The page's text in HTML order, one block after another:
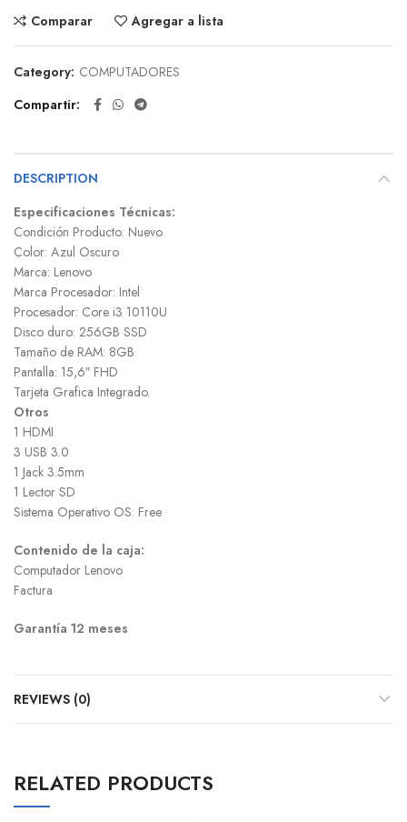
Comparar
Agregar a lista
Category: COMPUTADORES
Compartir
DESCRIPTION
Especificaciones Técnicas:
Condición Producto: Nuevo
Color: Azul Oscuro
Marca: Lenovo
Marca Procesador: Intel
Procesador: Core i3 10110U
Disco duro: 256GB SSD
Tamaño de RAM: 8GB
Pantalla: 15,6″ FHD
Tarjeta Grafica Integrado.
Otros
1 HDMI
3 USB 3.0
1 Jack 3.5mm
1 Lector SD
Sistema Operativo OS: Free
Contenido de la caja:
Computador Lenovo
Factura
Garantía 12 meses
REVIEWS (0)
RELATED PRODUCTS